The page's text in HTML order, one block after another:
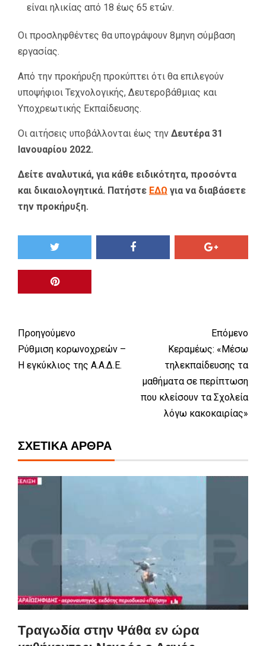
είναι ηλικίας από 18 έως 65 ετών.
Οι προσληφθέντες θα υπογράψουν 8μηνη σύμβαση
εργασίας.
Από την προκήρυξη προκύπτει ότι θα επιλεγούν
υποψήφιοι Τεχνολογικής, Δευτεροβάθμιας και
Υποχρεωτικής Εκπαίδευσης.
Οι αιτήσεις υποβάλλονται έως την Δευτέρα 31
Ιανουαρίου 2022.
Δείτε αναλυτικά, για κάθε ειδικότητα, προσόντα
και δικαιολογητικά. Πατήστε ΕΔΩ για να διαβάσετε
την προκήρυξη.
Προηγούμενο
Ρύθμιση κορωνοχρεών –
Η εγκύκλιος της Α.Α.Δ.Ε.
Επόμενο
Κεραμέως: «Μέσω
τηλεκπαίδευσης τα
μαθήματα σε περίπτωση
που κλείσουν τα Σχολεία
λόγω κακοκαιρίας»
ΣΧΕΤΙΚΆ ΆΡΘΡΑ
Τραγωδία στην Ψάθα εν ώρα